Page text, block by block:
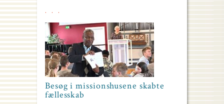
Besøg i missionshusene skabte
fællesskab